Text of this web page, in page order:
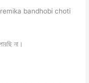
premika bandhobi choti
না।